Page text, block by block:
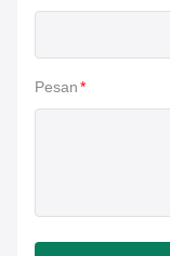
Pesan*